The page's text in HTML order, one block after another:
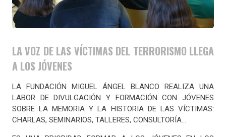
LA VOZ DE LAS VÍCTIMAS DEL TERRORISMO LLEGA
A LOS JÓVENES
LA FUNDACIÓN MIGUEL ÁNGEL BLANCO REALIZA UNA
LABOR DE DIVULGACIÓN Y FORMACIÓN CON JÓVENES
SOBRE LA MEMORIA Y LA HISTORIA DE LAS VÍCTIMAS:
CHARLAS, SEMINARIOS, TALLERES, CONSULTORÍA...